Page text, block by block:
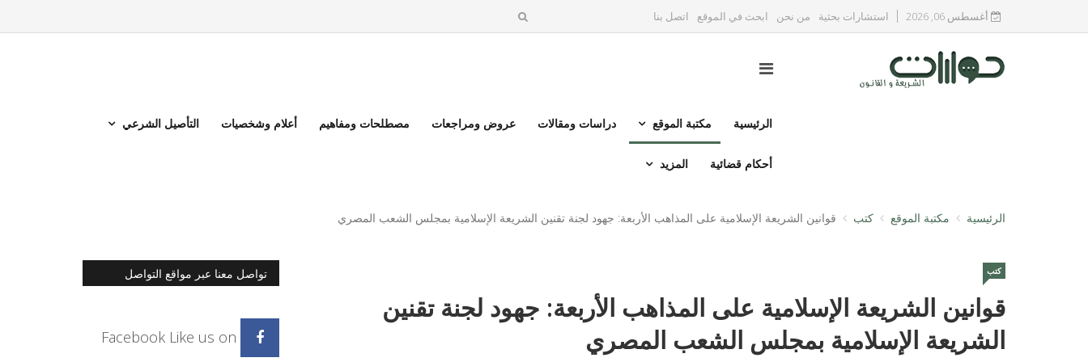
أغسطس 06, 2026 استشارات بحثية من نحن ابحث في الموقع اتصل بنا
الرئيسية مكتبة الموقع دراسات ومقالات عروض ومراجعات مصطلحات ومفاهيم أعلام وشخصيات التأصيل الشرعي
أحكام قضائية المزيد
الرئيسية مكتبة الموقع كتب قوانين الشريعة الإسلامية على المذاهب الأربعة: جهود لجنة تقنين الشريعة الإسلامية بمجلس الشعب المصري
كتب
قوانين الشريعة الإسلامية على المذاهب الأربعة: جهود لجنة تقنين
الشريعة الإسلامية بمجلس الشعب المصري
تواصل معنا عبر مواقع التواصل
Facebook Like us on